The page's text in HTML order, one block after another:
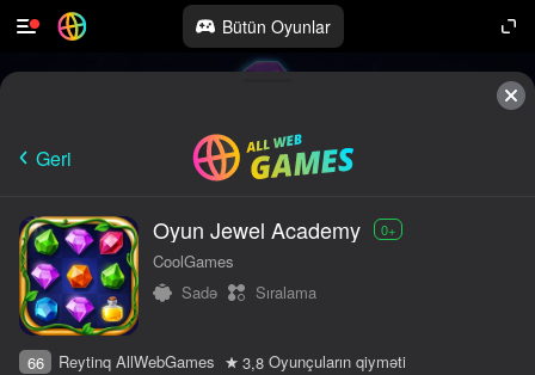
Bütün Oyunlar
Geri
Oyun Jewel Academy 0+
CoolGames
Sadə
Sıralama
66 Reytinq AllWebGames 3,8 Oyunçuların qiyməti